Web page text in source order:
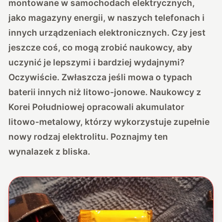
montowane w samochodach elektrycznych,
jako magazyny energii, w naszych telefonach i
innych urządzeniach elektronicznych. Czy jest
jeszcze coś, co mogą zrobić naukowcy, aby
uczynić je lepszymi i bardziej wydajnymi?
Oczywiście. Zwłaszcza jeśli mowa o typach
baterii innych niż litowo-jonowe. Naukowcy z
Korei Południowej opracowali akumulator
litowo-metalowy, którzy wykorzystuje zupełnie
nowy rodzaj elektrolitu. Poznajmy ten
wynalazek z bliska.